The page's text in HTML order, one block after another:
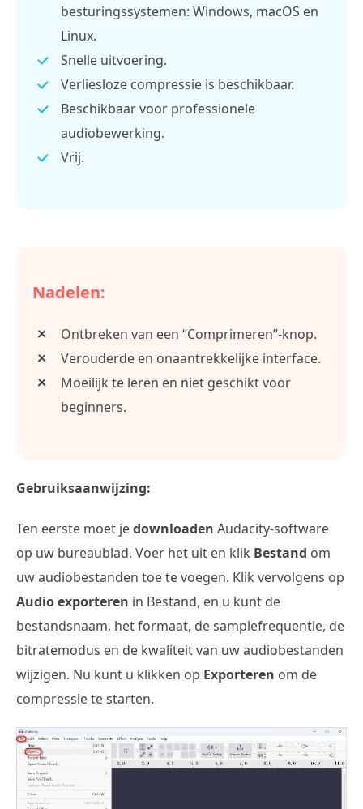
besturingssystemen: Windows, macOS en
Linux.
Snelle uitvoering.
Verliesloze compressie is beschikbaar.
Beschikbaar voor professionele
audiobewerking.
Vrij.
Nadelen:
Ontbreken van een “Comprimeren”-knop.
Verouderde en onaantrekkelijke interface.
Moeilijk te leren en niet geschikt voor
beginners.
Gebruiksaanwijzing:
Ten eerste moet jedownloaden Audacity-software
op uw bureaublad. Voer het uit en klik Bestand om
uw audiobestanden toe te voegen. Klik vervolgens op
Audio exporteren in Bestand, en u kunt de
bestandsnaam, het formaat, de samplefrequentie, de
bitratemodus en de kwaliteit van uw audiobestanden
wijzigen. Nu kunt u klikken op Exporteren om de
compressie te starten.